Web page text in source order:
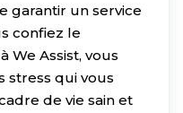
garantir un service
confiez le
We Assist, vous
stress qui vous
de vie sain et